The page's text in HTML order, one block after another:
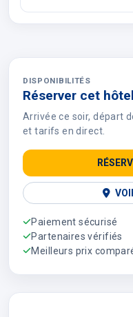
DISPONIBILITÉS
Réserver cet hôtel
Arrivée ce soir, départ
et tarifs en direct.
Paiement sécurisé
Partenaires vérifiés
Meilleurs prix